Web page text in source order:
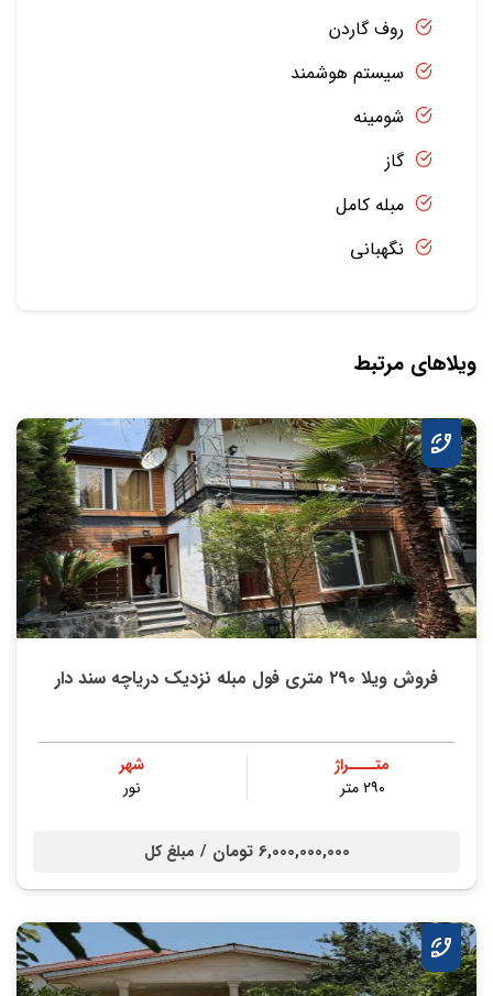
روف گاردن
سیستم هوشمند
شومینه
گاز
مبله کامل
نگهبانی
ویلاهای مرتبط
فروش ویلا ۲۹۰ متری فول مبله نزدیک دریاچه سند دار
متــــراژ
۲۹۰ متر
شهر
نور
6,000,000,000 تومان / مبلغ کل